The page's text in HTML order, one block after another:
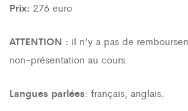
Prix: 276 euro
ATTENTION : il n’y a pas de
non-présentation au cours.
Langues parlées: français, anglais.